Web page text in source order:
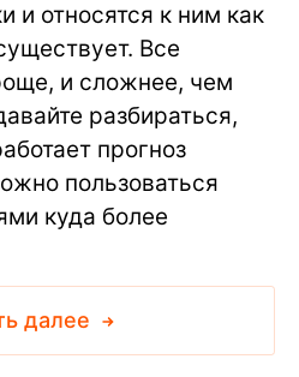
и относятся к ним как
Все
и сложнее, чем
разбираться,
прогноз
пользоваться
куда более
далее